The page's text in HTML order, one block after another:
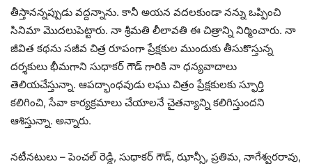
తీస్తానన్నప్పుడు వద్దన్నాను. కానీ అయన వదలకుండా నన్ను ఒప్పించి
సినిమా మొదలుపెట్టారు. నా శ్రీమతి లీలావతి ఈ చిత్రాన్ని నిర్మించారు. నా
జీవిత కథను సజీవ చిత్ర రూపంగా ప్రేక్షకుల ముందుకు తీసుకొస్తున్న
దర్శకులు భీమగాని సుధాకర్ గౌడ్ గారికి నా ధన్యవాదాలు
తెలియచేస్తున్నా. ఆపద్భాంధవుడు లఘు చిత్రం ప్రేక్షకులకు స్ఫూర్తి
కలిగించి, సేవా కార్యక్రమాలు చేయాలనే చైతన్యాన్ని కలిగిస్తుందని
ఆశిస్తున్నా. అన్నారు.
నటీనటులు – పెంచల్ రెడ్డి, సుధాకర్ గౌడ్, ఝాన్సీ, ప్రతిమ, నాగేశ్వరరావు,